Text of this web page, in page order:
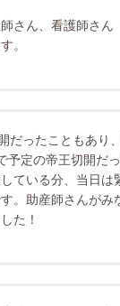
さん、看護師さ
。
ったこともあり
定の帝王切開だ
ている分、当日は
。助産師さんがみ
た！